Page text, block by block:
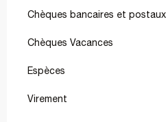
Chèques bancaires et postaux
Chèques Vacances
Espèces
Virement